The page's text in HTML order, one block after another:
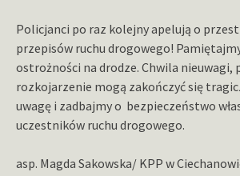
Policjanci po raz kolejny apelują o
przepisów ruchu drogowego!
ostrożności na drodze. Chwila nieuwagi,
rozkojarzenie mogą zakończyć się
uwagę i zadbajmy o bezpieczeństwo
uczestników ruchu drogowego.
asp. Magda Sakowska/ KPP w